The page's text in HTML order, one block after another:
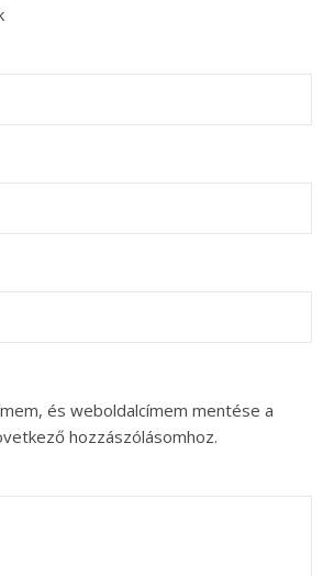
és weboldalcímem mentése a
hozzászólásomhoz.